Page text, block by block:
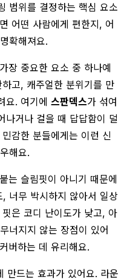
범위를 결정하는 핵심 요소
어떤 사람에게 편한지, 어
확해져요.
장 중요한 요소 중 하나예
고, 캐주얼한 분위기를 만
요. 여기에 스판덱스가 섞여
나거나 걸을 때 답답함이 덜
감한 분들에게는 이런 신
해요.
는 슬림핏이 아니기 때문에
너무 박시하지 않아서 일상
은 코디 난이도가 낮고, 아
너지지 않는 장점이 있어
버하는 데 유리해요.
만드는 효과가 있어요. 라운